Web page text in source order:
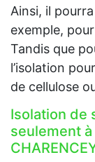
Ainsi, il
exemple,
Tandis que
l’isolation
de cellulose
Isolation de
seulement à